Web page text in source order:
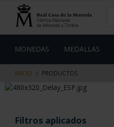
contenido
de
MONEDAS MEDALLAS
INICIO PRODUCTOS
Filtros aplicados